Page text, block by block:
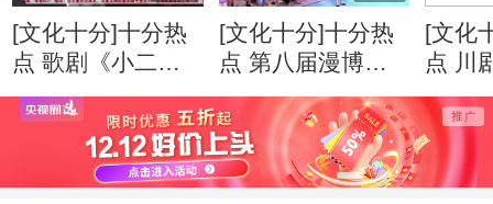
[文化十分]十分热
点 歌剧《小二黑
结婚》首次联排
[文化十分]十分热
点 第八届漫博会
成交额逾34亿
[文化
点 川
定》
演出